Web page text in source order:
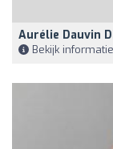
Aurélie Dauvin
Bekijk